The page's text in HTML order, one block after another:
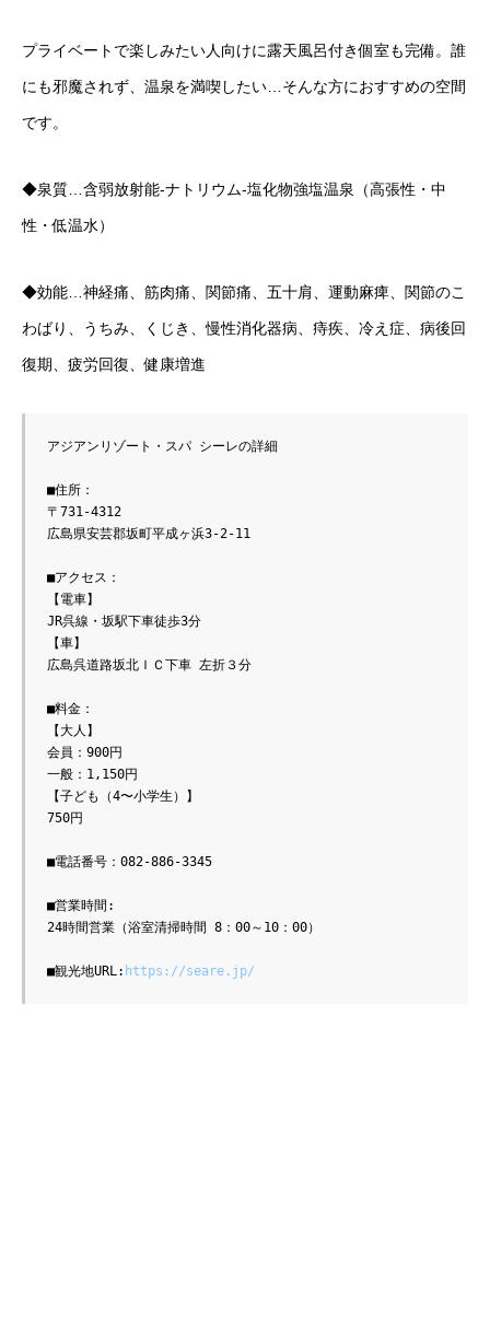
プライベートで楽しみたい人向けに露天風呂付き個室も完備。誰
にも邪魔されず、温泉を満喫したい…そんな方におすすめの空間
です。
◆泉質…含弱放射能-ナトリウム-塩化物強塩温泉（高張性・中
性・低温水）
◆効能…神経痛、筋肉痛、関節痛、五十肩、運動麻痺、関節のこ
わばり、うちみ、くじき、慢性消化器病、痔疾、冷え症、病後回
復期、疲労回復、健康増進
アジアンリゾート・スパ シーレの詳細
■住所：
〒731-4312
広島県安芸郡坂町平成ヶ浜3-2-11
■アクセス：
【電車】
JR呉線・坂駅下車徒歩3分
【車】
広島呉道路坂北ＩＣ下車 左折３分
■料金：
【大人】
会員：900円
一般：1,150円
【子ども（4〜小学生）】
750円
■電話番号：082-886-3345
■営業時間:
24時間営業（浴室清掃時間 8：00～10：00）
■観光地URL: https://seare.jp/